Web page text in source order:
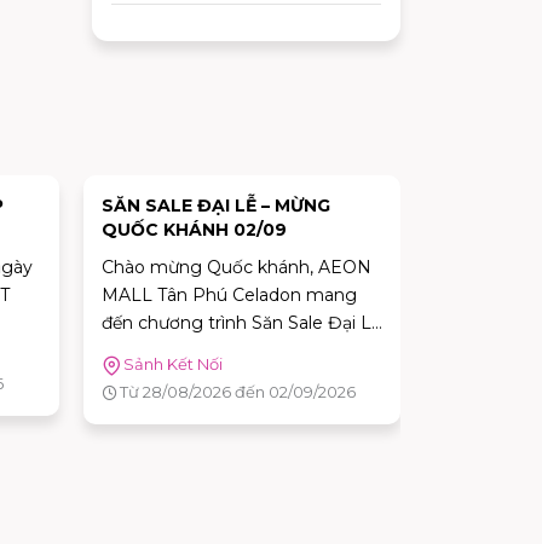
Lễ
TRẠM KHỞI ĐỘNG VUI HÈ
CÙNG KUN CHÍNH THỨC ĐỔ
BỘ AEON MALL TÂN PHÚ
CELADON!
Tham gia các trò chơi vận động
hấp dẫn, khám phá các hoạt
động dân gian cực vui và rinh
hàng ngàn quà KUN siêu đã!
Từ 17/07/2026 đến 19/07/2026